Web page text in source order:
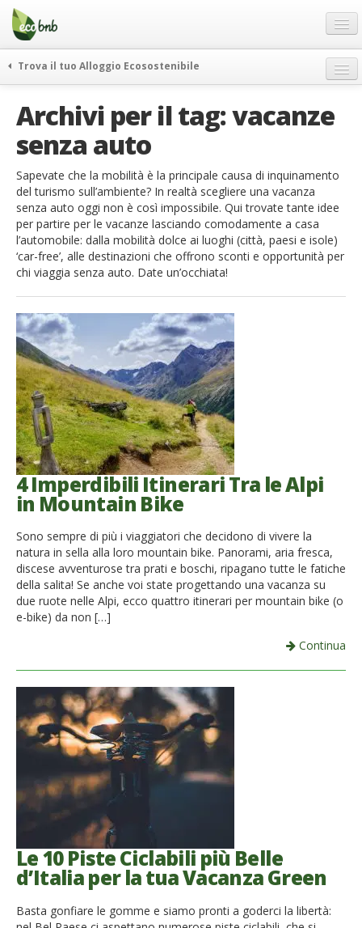
Menu
Salta
contenuto
Offerte Speciali
Regali
FAQ
Chi Siamo
Partner
Contatti
Italiano
English
Spanish
French
Italiano
Trova il tuo Alloggio Ecosostenibile
itinerari
curiosità
news ed eventi
rassegna stampa
Archivi per il tag:vacanze
senza auto
Sapevate che la mobilità è la principale causa di inquinamento
del turismo sull’ambiente? In realtà scegliere una vacanza
senza auto oggi non è così impossibile. Qui trovate tante idee
per partire per le vacanze lasciando comodamente a casa
l’automobile: dalla mobilità dolce ai luoghi (città, paesi e isole)
‘car-free’, alle destinazioni che offrono sconti e opportunità per
chi viaggia senza auto. Date un’occhiata!
4 Imperdibili Itinerari Tra le Alpi
in Mountain Bike
Sono sempre di più i viaggiatori che decidono di vivere la
natura in sella alla loro mountain bike. Panorami, aria fresca,
discese avventurose tra prati e boschi, ripagano tutte le fatiche
della salita! Se anche voi state progettando una vacanza su
due ruote nelle Alpi, ecco quattro itinerari per mountain bike (o
e-bike) da non […]
Continua
Le 10 Piste Ciclabili più Belle
d’Italia per la tua Vacanza Green
Basta gonfiare le gomme e siamo pronti a goderci la libertà: